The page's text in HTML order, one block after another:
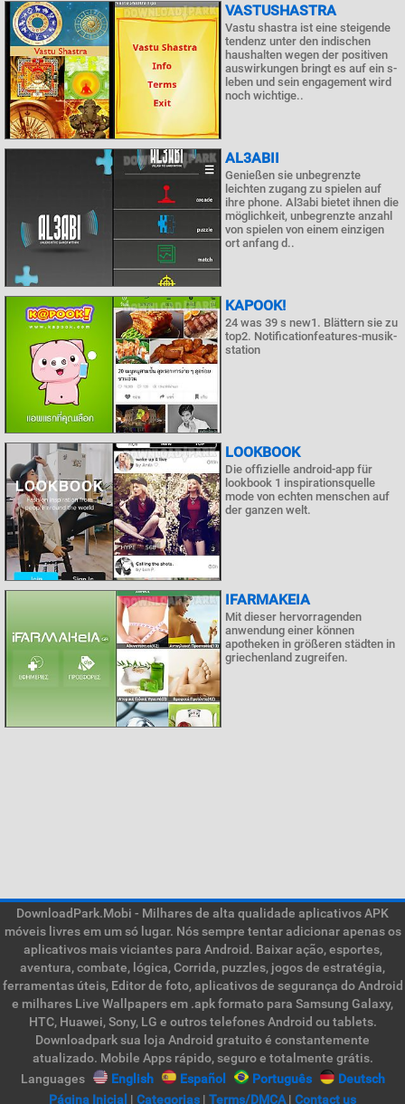
VASTUSHASTRA
Vastu shastra ist eine steigende
tendenz unter den indischen
haushalten wegen der positiven
auswirkungen bringt es auf ein s-
leben und sein engagement wird
noch wichtige..
AL3ABII
Genießen sie unbegrenzte
leichten zugang zu spielen auf
ihre phone. Al3abi bietet ihnen die
möglichkeit, unbegrenzte anzahl
von spielen von einem einzigen
ort anfang d..
KAPOOK!
24 was 39 s new1. Blättern sie zu
top2. Notificationfeatures-musik-
station
LOOKBOOK
Die offizielle android-app für
lookbook 1 inspirationsquelle
mode von echten menschen auf
der ganzen welt.
IFARMAKEIA
Mit dieser hervorragenden
anwendung einer können
apotheken in größeren städten in
griechenland zugreifen.
DownloadPark.Mobi - Milhares de alta qualidade aplicativos APK
móveis livres em um só lugar. Nós sempre tentar adicionar apenas os
aplicativos mais viciantes para Android. Baixar ação, esportes,
aventura, combate, lógica, Corrida, puzzles, jogos de estratégia,
ferramentas úteis, Editor de foto, aplicativos de segurança do Android
e milhares Live Wallpapers em .apk formato para Samsung Galaxy,
HTC, Huawei, Sony, LG e outros telefones Android ou tablets.
Downloadpark sua loja Android gratuito é constantemente
atualizado. Mobile Apps rápido, seguro e totalmente grátis.
Languages
English Español Português
Deutsch
Página Inicial | Categorias | Terms/DMCA| Contact us